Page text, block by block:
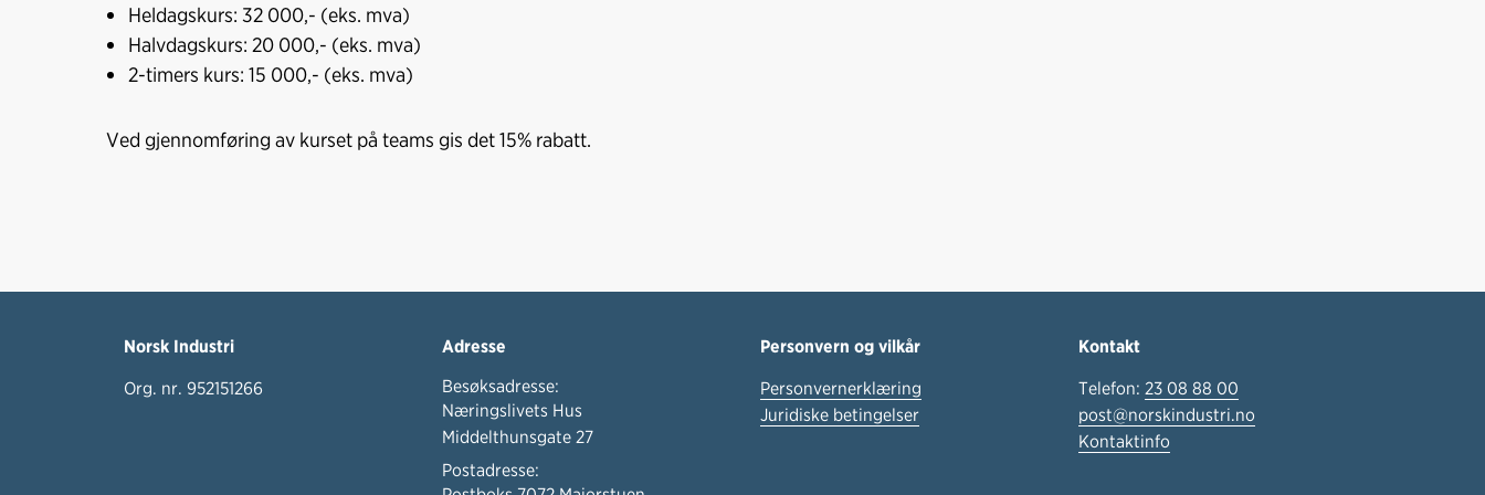
Heldagskurs: 32 000,- (eks. mva)
Halvdagskurs: 20 000,- (eks. mva)
2-timers kurs: 15 000,- (eks. mva)
Ved gjennomføring av kurset på teams gis det 15% rabatt.
Norsk Industri
Org. nr. 952151266
Adresse
Besøksadresse:
Næringslivets Hus
Middelthunsgate 27
Postadresse:
Personvern og vilkår
Personvernerklæring
Juridiske betingelser
Kontakt
Telefon: 23 08 88 00
post@norskindustri.no
Kontaktinfo